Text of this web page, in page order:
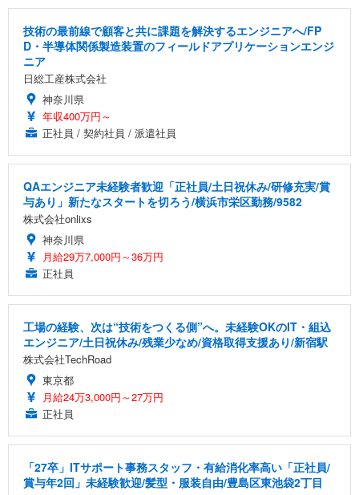
技術の最前線で顧客と共に課題を解決するエンジニアへ/FP
D・半導体関係製造装置のフィールドアプリケーションエンジ
ニア
日総工産株式会社
神奈川県
年収400万円～
正社員 / 契約社員 / 派遣社員
QAエンジニア未経験者歓迎「正社員/土日祝休み/研修充実/賞
与あり」新たなスタートを切ろう/横浜市栄区勤務/9582
株式会社onlixs
神奈川県
月給29万7,000円～36万円
正社員
工場の経験、次は“技術をつくる側”へ。未経験OKのIT・組込
エンジニア/土日祝休み/残業少なめ/資格取得支援あり/新宿駅
株式会社TechRoad
東京都
月給24万3,000円～27万円
正社員
「27卒」ITサポート事務スタッフ・有給消化率高い「正社員/
賞与年2回」未経験歓迎/髪型・服装自由/豊島区東池袋2丁目